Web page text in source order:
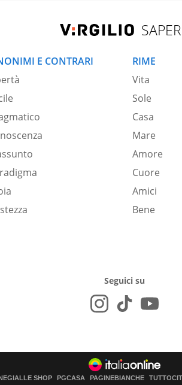
E CONTRARI
RIME
Vita
Sole
Casa
Mare
Amore
Cuore
Amici
Bene
Seguici su
SHOP PGCASA PAGINEBIANCHE